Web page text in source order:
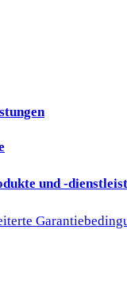
und -